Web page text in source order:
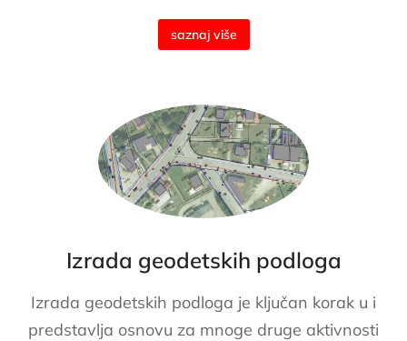
saznaj više
Izrada geodetskih podloga
Izrada geodetskih podloga je ključan korak u i
predstavlja osnovu za mnoge druge aktivnosti